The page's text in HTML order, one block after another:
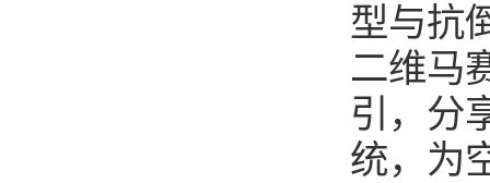
型与抗
二维马
引，分
统，为